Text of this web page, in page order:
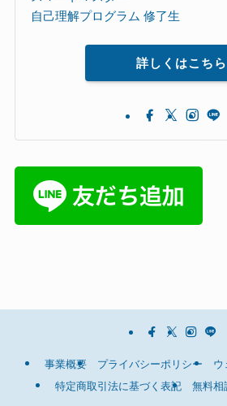
自己理解プログラム 修了生
詳しくはこちら
事業概要 プライバシーポリシー
ウ
特定商取引法に基づく表記
無料相